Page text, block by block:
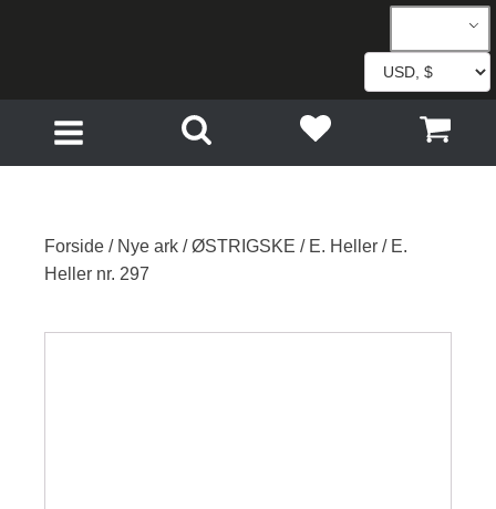
Forside / Nye ark /ØSTRIGSKE / E. Heller / E.
Heller nr. 297